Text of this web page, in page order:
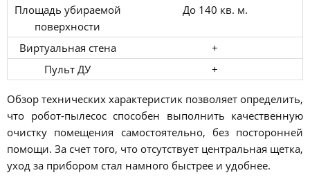
Площадь убираемой
поверхности
До 140 кв. м.
Виртуальная стена
+
Пульт ДУ
+
Обзор технических характеристик позволяет определить,
что робот-пылесос способен выполнить качественную
очистку помещения самостоятельно, без посторонней
помощи. За счет того, что отсутствует центральная щетка,
уход за прибором стал намного быстрее и удобнее.